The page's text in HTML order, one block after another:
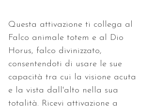
Questa attivazione ti collega al
Falco animale totem e al Dio
Horus, falco divinizzato,
consentendoti di usare le sue
capacità tra cui la visione acuta
e la vista dall'alto nella sua
totalità. Ricevi attivazione a